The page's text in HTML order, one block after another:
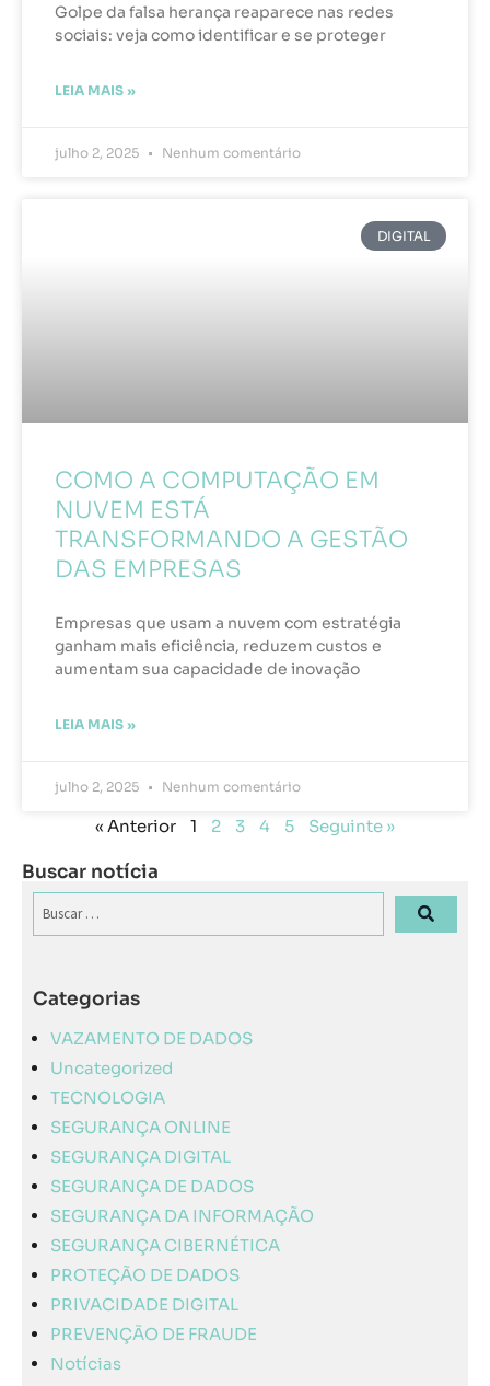
Golpe da falsa herança reaparece nas redes
sociais: veja como identificar e se proteger
LEIA MAIS »
julho 2, 2025 Nenhum comentário
DIGITAL
COMO A COMPUTAÇÃO EM
NUVEM ESTÁ
TRANSFORMANDO A GESTÃO
DAS EMPRESAS
Empresas que usam a nuvem com estratégia
ganham mais eficiência, reduzem custos e
aumentam sua capacidade de inovação
LEIA MAIS »
julho 2, 2025 Nenhum comentário
« Anterior 1 2 3 4 5 Seguinte »
Buscar notícia
Categorias
VAZAMENTO DE DADOS
Uncategorized
TECNOLOGIA
SEGURANÇA ONLINE
SEGURANÇA DIGITAL
SEGURANÇA DE DADOS
SEGURANÇA DA INFORMAÇÃO
SEGURANÇA CIBERNÉTICA
PROTEÇÃO DE DADOS
PRIVACIDADE DIGITAL
PREVENÇÃO DE FRAUDE
Notícias